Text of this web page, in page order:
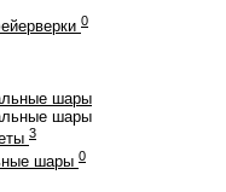
0
шары
шары
3
шары 0